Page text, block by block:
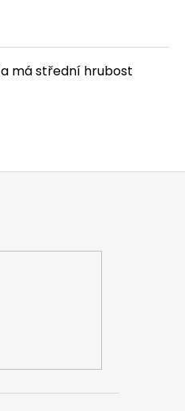
a má střední hrubost